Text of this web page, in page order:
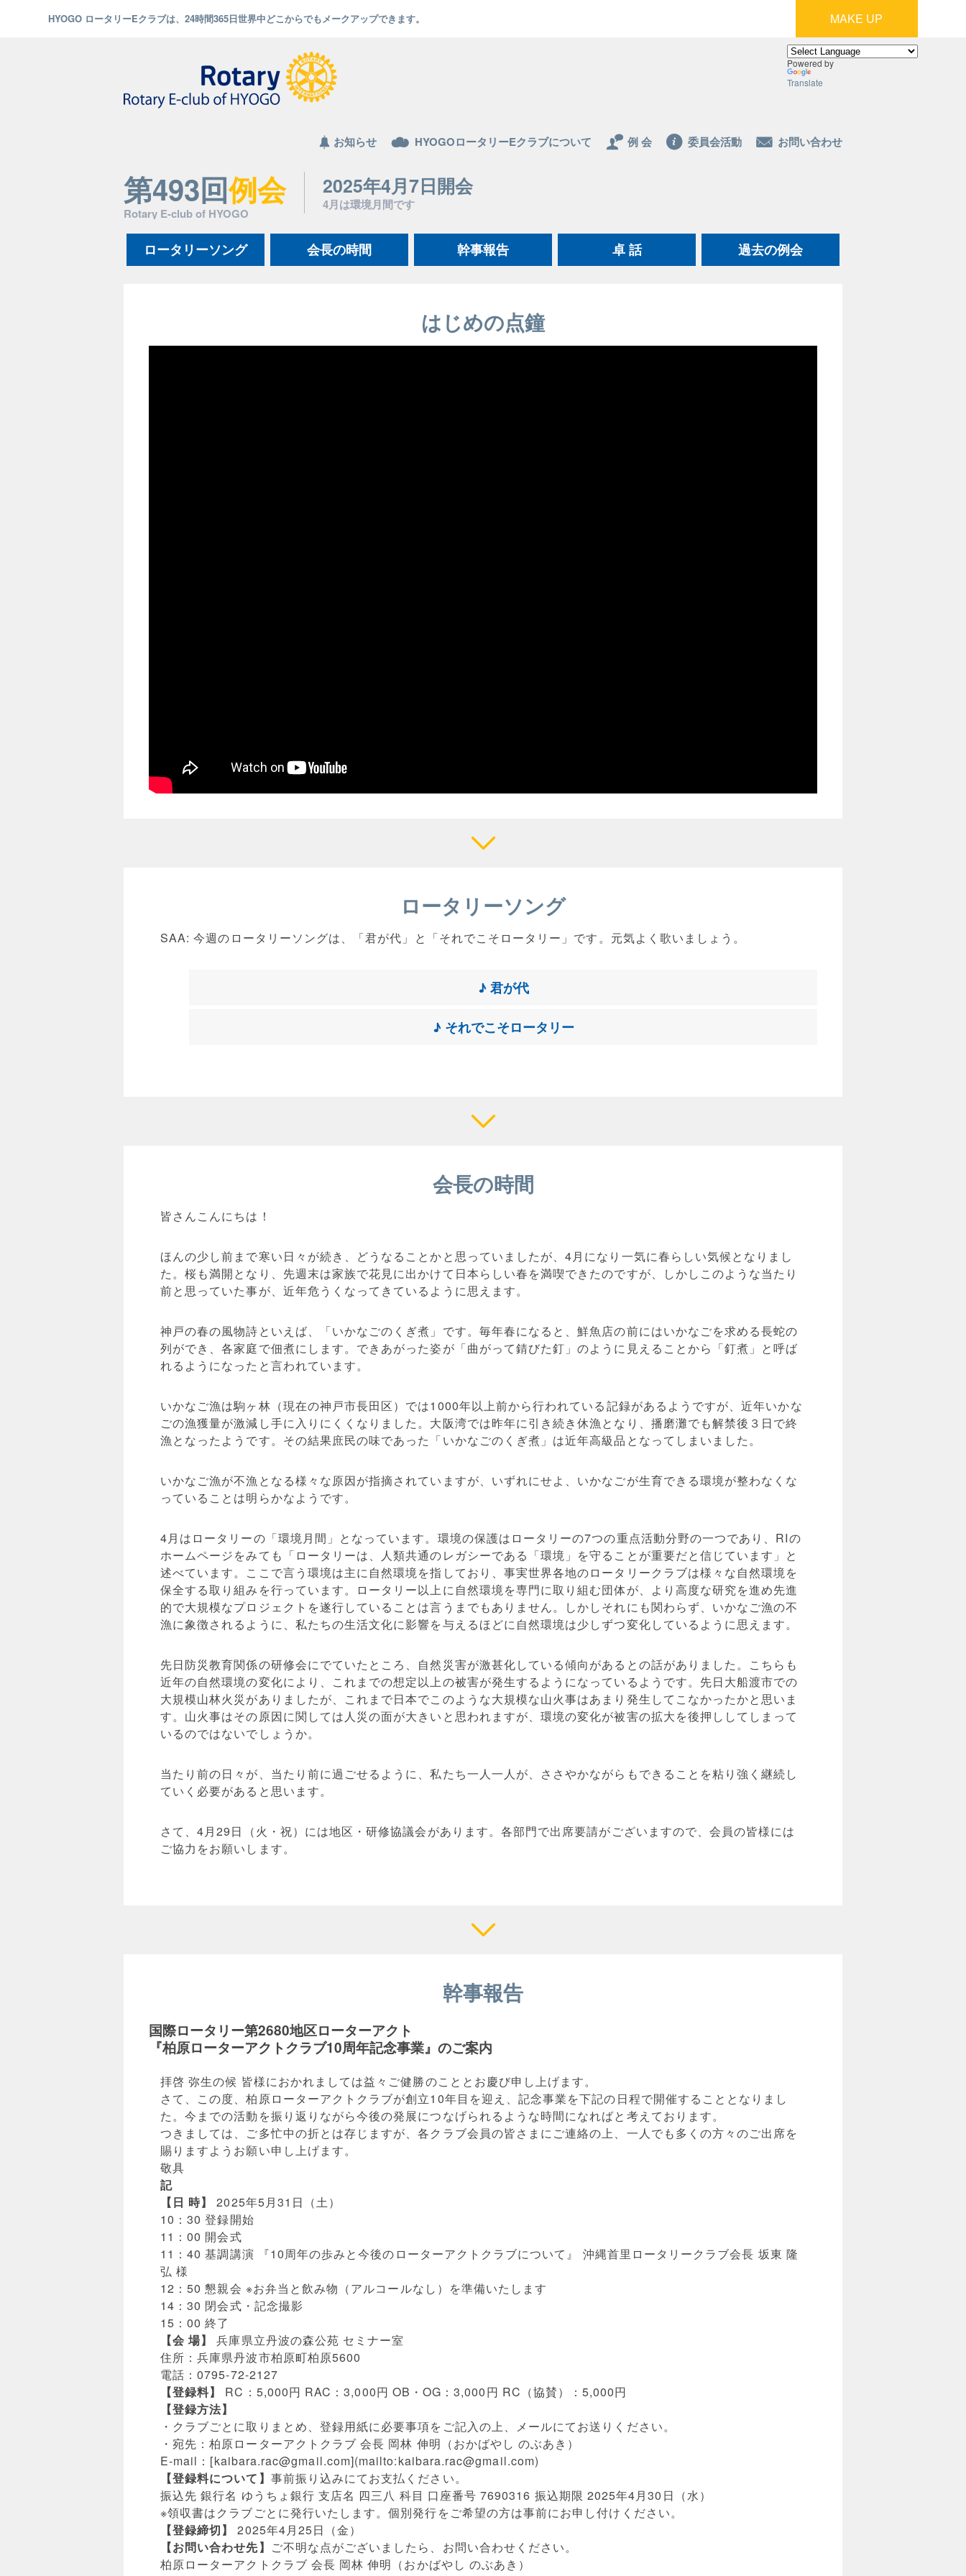
HYOGO ロータリーEクラブは、24時間365日世界中どこからでもメークアップできます。 MAKE UP
Powered by
Translate
お知らせ HYOGOロータリーEクラブについて 例 会 委員会活動 お問い合わせ
第493回例会
Rotary E-club of HYOGO
2025年4月7日開会
4月は環境月間です
ロータリーソング 会長の時間 幹事報告 卓 話 過去の例会
はじめの点鐘
ロータリーソング
SAA: 今週のロータリーソングは、「君が代」と「それでこそロータリー」です。元気よく歌いましょう。
♪ 君が代
♪ それでこそロータリー
会長の時間
皆さんこんにちは！
ほんの少し前まで寒い日々が続き、どうなることかと思っていましたが、4月になり一気に春らしい気候となりまし
た。桜も満開となり、先週末は家族で花見に出かけて日本らしい春を満喫できたのですが、しかしこのような当たり
前と思っていた事が、近年危うくなってきているように思えます。
神戸の春の風物詩といえば、「いかなごのくぎ煮」です。毎年春になると、鮮魚店の前にはいかなごを求める長蛇の
列ができ、各家庭で佃煮にします。できあがった姿が「曲がって錆びた釘」のように見えることから「釘煮」と呼ば
れるようになったと言われています。
いかなご漁は駒ヶ林（現在の神戸市長田区）では1000年以上前から行われている記録があるようですが、近年いかな
ごの漁獲量が激減し手に入りにくくなりました。大阪湾では昨年に引き続き休漁となり、播磨灘でも解禁後３日で終
漁となったようです。その結果庶民の味であった「いかなごのくぎ煮」は近年高級品となってしまいました。
いかなご漁が不漁となる様々な原因が指摘されていますが、いずれにせよ、いかなごが生育できる環境が整わなくな
っていることは明らかなようです。
4月はロータリーの「環境月間」となっています。環境の保護はロータリーの7つの重点活動分野の一つであり、RIの
ホームページをみても「ロータリーは、人類共通のレガシーである「環境」を守ることが重要だと信じています」と
述べています。ここで言う環境は主に自然環境を指しており、事実世界各地のロータリークラブは様々な自然環境を
保全する取り組みを行っています。ロータリー以上に自然環境を専門に取り組む団体が、より高度な研究を進め先進
的で大規模なプロジェクトを遂行していることは言うまでもありません。しかしそれにも関わらず、いかなご漁の不
漁に象徴されるように、私たちの生活文化に影響を与えるほどに自然環境は少しずつ変化しているように思えます。
先日防災教育関係の研修会にでていたところ、自然災害が激甚化している傾向があるとの話がありました。こちらも
近年の自然環境の変化により、これまでの想定以上の被害が発生するようになっているようです。先日大船渡市での
大規模山林火災がありましたが、これまで日本でこのような大規模な山火事はあまり発生してこなかったかと思いま
す。山火事はその原因に関しては人災の面が大きいと思われますが、環境の変化が被害の拡大を後押ししてしまって
いるのではないでしょうか。
当たり前の日々が、当たり前に過ごせるように、私たち一人一人が、ささやかながらもできることを粘り強く継続し
ていく必要があると思います。
さて、4月29日（火・祝）には地区・研修協議会があります。各部門で出席要請がございますので、会員の皆様には
ご協力をお願いします。
幹事報告
国際ロータリー第2680地区ローターアクト
『柏原ローターアクトクラブ10周年記念事業』のご案内
拝啓 弥生の候 皆様におかれましては益々ご健勝のこととお慶び申し上げます。
さて、この度、柏原ローターアクトクラブが創立10年目を迎え、記念事業を下記の日程で開催することとなりまし
た。今までの活動を振り返りながら今後の発展につなげられるような時間になればと考えております。
つきましては、ご多忙中の折とは存じますが、各クラブ会員の皆さまにご連絡の上、一人でも多くの方々のご出席を
賜りますようお願い申し上げます。
敬具
記
【日 時】
2025年5月31日（土）
10：30 登録開始
11：00 開会式
11：40 基調講演 『10周年の歩みと今後のローターアクトクラブについて』 沖縄首里ロータリークラブ会長 坂東 隆
弘 様
12：50 懇親会 ※お弁当と飲み物（アルコールなし）を準備いたします
14：30 閉会式・記念撮影
15：00 終了
【会 場】
兵庫県立丹波の森公苑 セミナー室
住所：兵庫県丹波市柏原町柏原5600
電話：0795-72-2127
【登録料】
RC：5,000円 RAC：3,000円 OB・OG：3,000円 RC（協賛）：5,000円
【登録方法】
・クラブごとに取りまとめ、登録用紙に必要事項をご記入の上、メールにてお送りください。
・宛先：柏原ローターアクトクラブ 会長 岡林 伸明（おかばやし のぶあき）
E-mail：[kaibara.rac@gmail.com](mailto:kaibara.rac@gmail.com)
【登録料について】 事前振り込みにてお支払ください。
振込先 銀行名 ゆうちょ銀行 支店名 四三八 科目 口座番号 7690316 振込期限 2025年4月30日（水）
※領収書はクラブごとに発行いたします。個別発行をご希望の方は事前にお申し付けください。
【登録締切】
2025年4月25日（金）
【お問い合わせ先】 ご不明な点がございましたら、お問い合わせください。
柏原ローターアクトクラブ 会長 岡林 伸明（おかばやし のぶあき）